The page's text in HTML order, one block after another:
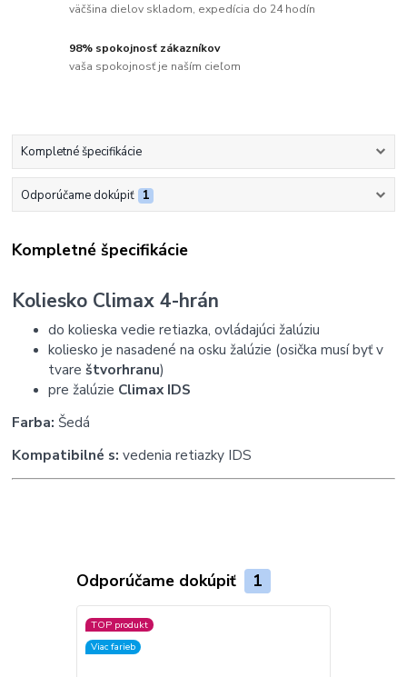
väčšina dielov skladom, expedícia do 24 hodín
98% spokojnosť zákazníkov
vaša spokojnosť je naším cieľom
Kompletné špecifikácie
Odporúčame dokúpiť 1
Kompletné špecifikácie
Koliesko Climax 4-hrán
do kolieska vedie retiazka, ovládajúci žalúziu
koliesko je nasadené na osku žalúzie (osička musí byť v
tvareštvorhranu)
pre žalúzie Climax IDS
Farba: Šedá
Kompatibilné s: vedenia retiazky IDS
Odporúčame dokúpiť 1
TOP produkt
Viac farieb